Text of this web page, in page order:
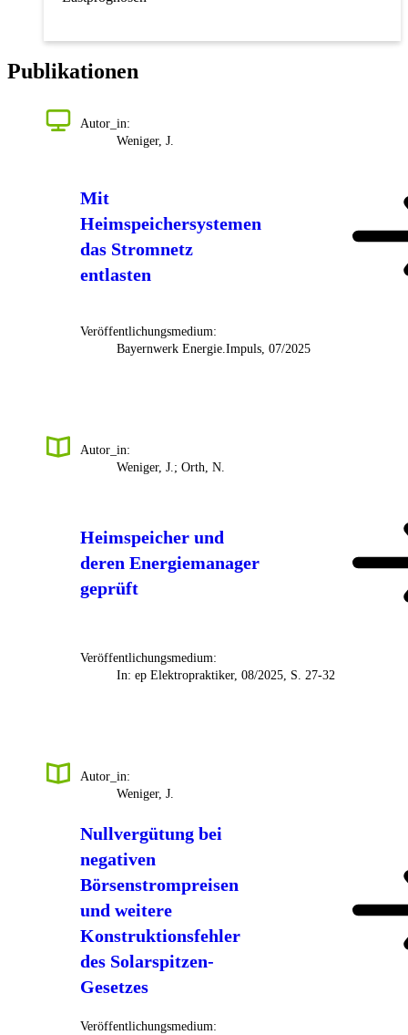
Publikationen
Autor_in:
Weniger, J.
Mit
Heimspeichersystemen
das Stromnetz
entlasten
Veröffentlichungsmedium:
Bayernwerk Energie.Impuls, 07/2025
Autor_in:
Weniger, J.; Orth, N.
Heimspeicher und
deren Energiemanager
geprüft
Veröffentlichungsmedium:
In: ep Elektropraktiker, 08/2025, S. 27-32
Autor_in:
Weniger, J.
Nullvergütung bei
negativen
Börsenstrompreisen
und weitere
Konstruktionsfehler
des Solarspitzen-
Gesetzes
Veröffentlichungsmedium: